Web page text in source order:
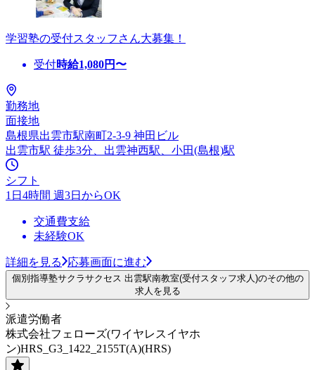
学習塾の受付スタッフさん大募集！
受付時給1,080円〜
勤務地
面接地
島根県出雲市駅南町2-3-9 神田ビル
出雲市駅 徒歩3分、出雲神西駅、小田(島根)駅
シフト
1日4時間 週3日からOK
交通費支給
未経験OK
詳細を見る 応募画面に進む
個別指導塾サクラサクセス 出雲駅南教室(受付スタッフ求人)のその他の
求人を見る
派遣労働者
株式会社フェローズ(ワイヤレスイヤホ
ン)HRS_G3_1422_2155T(A)(HRS)